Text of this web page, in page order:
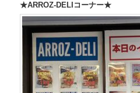
★ARROZ-DELIコーナー★